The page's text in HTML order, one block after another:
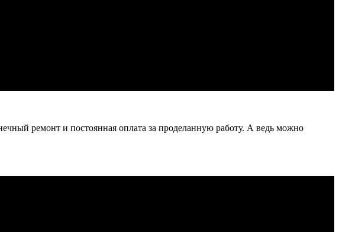
ремонт и постоянная оплата за проделанную работу. А ведь можно